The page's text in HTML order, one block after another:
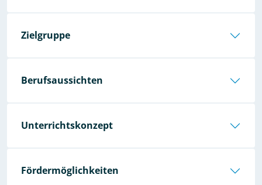
Zielgruppe
Berufsaussichten
Unterrichtskonzept
Fördermöglichkeiten